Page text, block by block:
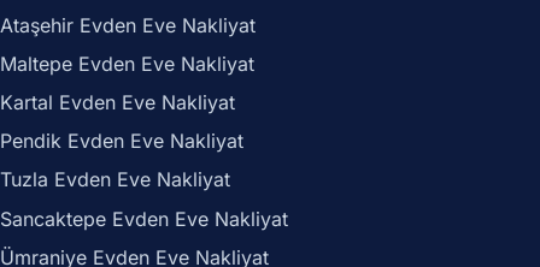
Ataşehir Evden Eve Nakliyat
Maltepe Evden Eve Nakliyat
Kartal Evden Eve Nakliyat
Pendik Evden Eve Nakliyat
Tuzla Evden Eve Nakliyat
Sancaktepe Evden Eve Nakliyat
Ümraniye Evden Eve Nakliyat